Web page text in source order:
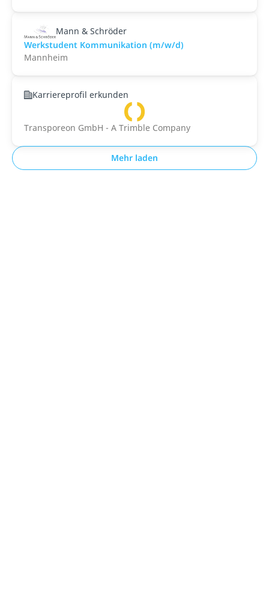
Mann & Schröder
Werkstudent Kommunikation (m/w/d)
Mannheim
Karriereprofil erkunden
Transporeon GmbH - A Trimble Company
Mehr laden